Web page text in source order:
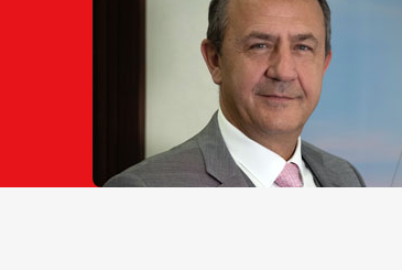
ENVIRONNEMENT RÉGLEMENTAIRE